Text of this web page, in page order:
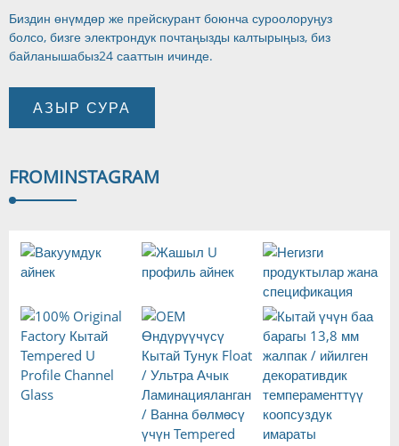
Биздин өнүмдөр же прейскурант боюнча суроолоруңуз
болсо, бизге электрондук почтаңызды калтырыңыз, биз
байланышабыз24 сааттын ичинде.
АЗЫР СУРА
FROMINSTAGRAM